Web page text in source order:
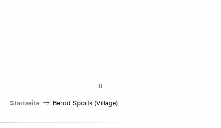
Startseite Bérod Sports (Village)